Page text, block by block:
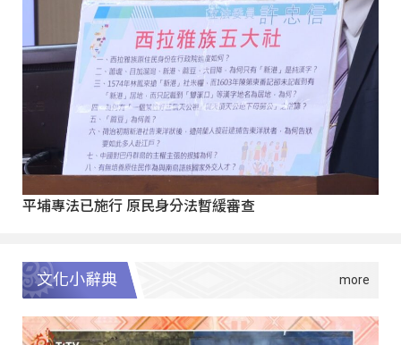
平埔專法已施行 原民身分法暫緩審查
文化小辭典